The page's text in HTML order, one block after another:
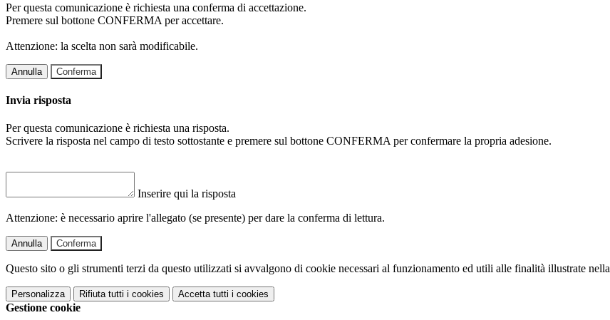
Per questa comunicazione è richiesta una conferma di accettazione.
Premere sul bottone CONFERMA per accettare.
Attenzione: la scelta non sarà modificabile.
Annulla Conferma
Invia risposta
Per questa comunicazione è richiesta una risposta.
Scrivere la risposta nel campo di testo sottostante e premere sul bottone CONFERMA per confermare la propria adesione.
Inserire qui la risposta
Attenzione: è necessario aprire l'allegato (se presente) per dare la conferma di lettura.
Annulla Conferma
Questo sito o gli strumenti terzi da questo utilizzati si avvalgono di cookie necessari al funzionamento ed utili alle finalità illustrate nella
Personalizza Rifiuta tutti i cookies Accetta tutti i cookies
Gestione cookie